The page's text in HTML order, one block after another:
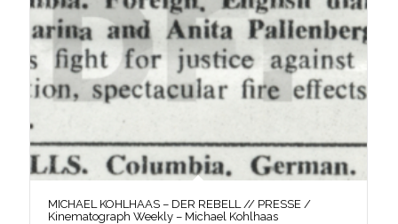
MICHAEL KOHLHAAS – DER REBELL // PRESSE /
Kinematograph Weekly – Michael Kohlhaas